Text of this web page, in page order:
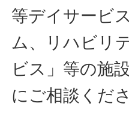
等デイサービ
ム、リハビリ
ビス」等の施
にご相談くださ